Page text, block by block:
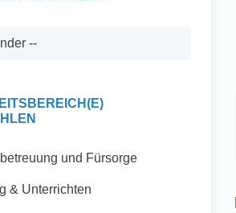
und Fürsorge
& Unterrichten